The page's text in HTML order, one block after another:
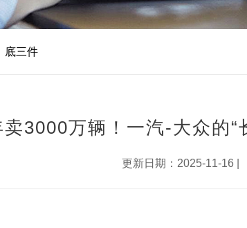
底三件
3000万辆！一汽-大众的“
更新日期：2025-11-16 |